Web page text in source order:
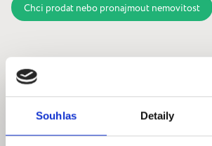
Souhlas Detaily
Chci prodat nebo pronajmout nemovitost
Kde nás najdete